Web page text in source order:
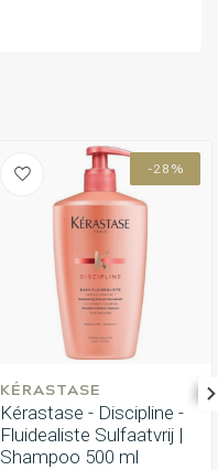
-28%
KÉRASTASE
Kérastase - Discipline -
Fluidealiste Sulfaatvrij |
Shampoo 500 ml